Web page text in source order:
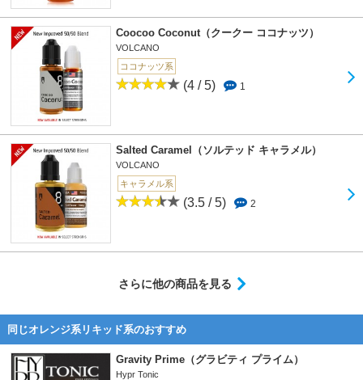
Coocoo Coconut（クークー ココナッツ）
VOLCANO
ココナッツ系
(4 / 5) 1
Salted Caramel（ソルテッド キャラメル）
VOLCANO
キャラメル系
(3.5 / 5) 2
さらに他の商品を見る
同じオレンジ系リキッド系のおすすめ
Gravity Prime（グラビティ プライム）
Hypr Tonic